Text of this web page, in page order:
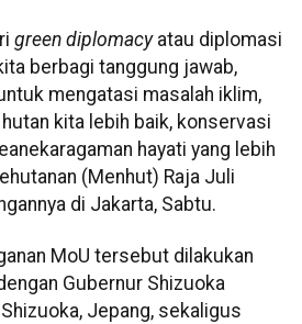
green diplomacy atau diplomasi
berbagi tanggung jawab,
mengatasi masalah iklim,
kita lebih baik, konservasi
hayati yang lebih
(Menhut) Raja Juli
di Jakarta, Sabtu.
MoU tersebut dilakukan
Gubernur Shizuoka
Jepang, sekaligus